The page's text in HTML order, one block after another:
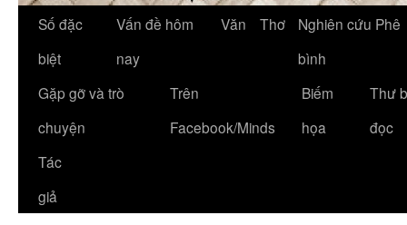
Số đặc
biệt
Vấn đề hôm
nay
Văn Thơ
Nghiên cứu Phê
bình
Gặp gỡ và trò
chuyện
Trên
Facebook/Minds
Biếm
họa
Thư
đọc
Tác
giả